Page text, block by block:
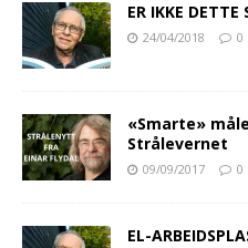
ER IKKE DETTE
24/04/2018 0
«Smarte»
Strålevernet
09/09/2017 0
EL-